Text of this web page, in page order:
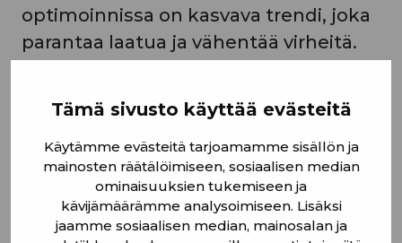
Tämä sivusto käyttää evästeitä
Käytämme evästeitä tarjoamamme sisällön ja
mainosten räätälöimiseen, sosiaalisen median
ominaisuuksien tukemiseen ja
kävijämäärämme analysoimiseen. Lisäksi
jaamme sosiaalisen median, mainosalan ja
optimoinnissa on kasvava trendi, joka
parantaa laatua ja vähentää virheitä.
paksuisille metalleille?
Eri paksuisten metallien laserleikkaus
vaatii tarkkaa optimointia, jotta
prosessi olisi mahdollisimman